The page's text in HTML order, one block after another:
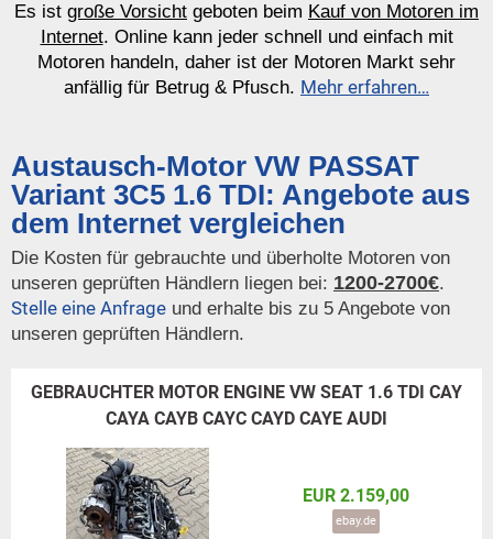
Es ist große Vorsicht geboten beim Kauf von Motoren im
Internet. Online kann jeder schnell und einfach mit
Motoren handeln, daher ist der Motoren Markt sehr
anfällig für Betrug & Pfusch. Mehr erfahren…
Austausch-Motor VW PASSAT
Variant 3C5 1.6 TDI: Angebote aus
dem Internet vergleichen
Die Kosten für gebrauchte und überholte Motoren von
unseren geprüften Händlern liegen bei: 1200-2700€.
Stelle eine Anfrage und erhalte bis zu 5 Angebote von
unseren geprüften Händlern.
GEBRAUCHTER MOTOR ENGINE VW SEAT 1.6 TDI CAY
CAYA CAYB CAYC CAYD CAYE AUDI
EUR 2.159,00
ebay.de